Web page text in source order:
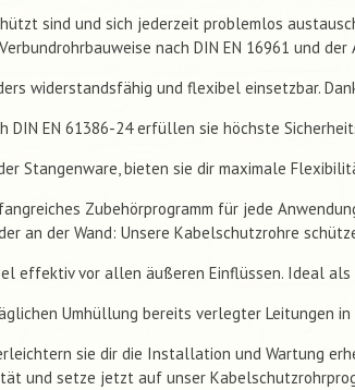
sind und sich jederzeit problemlos
nach DIN EN 16961 und
widerstandsfähig und flexibel einsetzbar.
DIN EN 61386-24 erfüllen sie höchste
Stangenware, bieten sie dir maximale
Zubehörprogramm für jede
an der Wand: Unsere Kabelschutzrohre
effektiv vor allen äußeren Einflüssen. Ideal als
Umhüllung bereits verlegter Leitungen
sie dir die Installation und Wartung
und setze jetzt auf unser